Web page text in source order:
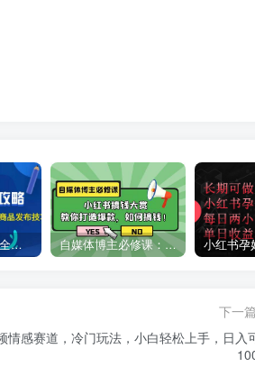
2024拼多多运营全攻略：开店、流量、营销、推广与商品发布技巧（无水印） 自媒体博主必修课：小红书搞钱大赏，教你打造爆款，如何搞钱（11节课）
下一篇
情感赛道，冷门玩法，小白轻松上手，日入